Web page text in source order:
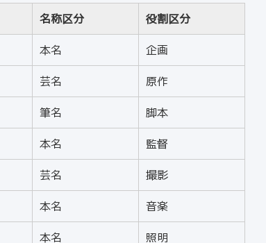
名称区分 役割区分
本名 企画
芸名 原作
筆名 脚本
本名 監督
芸名 撮影
本名 音楽
本名 照明